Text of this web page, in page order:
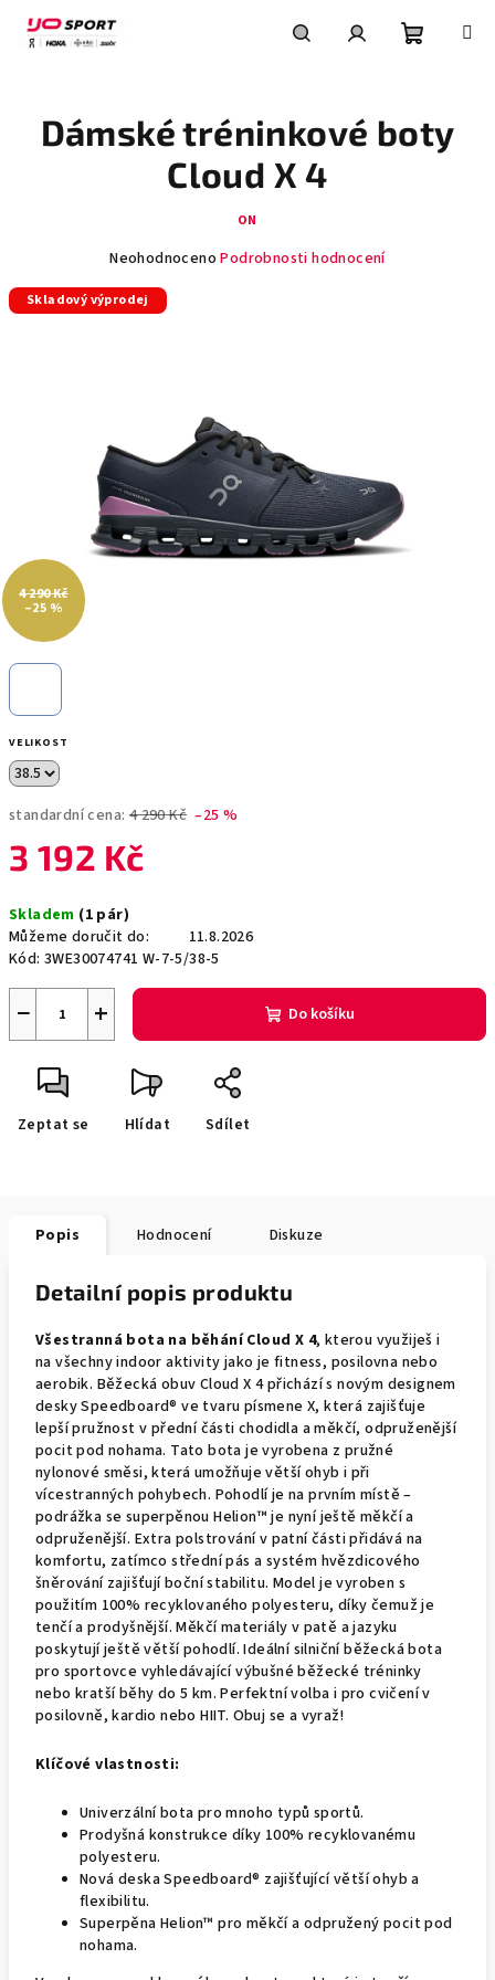
obsah
košík
VELIKOST
standardní cena: 4 290 Kč –25 %
3 192 Kč
cena:
Skladem (1 pár)
Můžeme doručit do:
11.8.2026
Kód: 3WE30074741 W-7-5/38-5
+
− Do košíku
Zeptat se Hlídat Sdílet
Dámské tréninkové boty
Cloud X 4
ON
Průměrné
produktu
Neohodnoceno Podrobnosti hodnocení
Skladový výprodej
4 290 Kč
–25 %
Popis Hodnocení Diskuze
Detailní popis produktu
Všestranná bota na běhání Cloud X 4, kterou využiješ i
na všechny indoor aktivity jako je fitness, posilovna nebo
aerobik. Běžecká obuv Cloud X 4 přichází s novým designem
desky Speedboard® ve tvaru písmene X, která zajišťuje
lepší pružnost v přední části chodidla a měkčí, odpruženější
pocit pod nohama. Tato bota je vyrobena z pružné
nylonové směsi, která umožňuje větší ohyb i při
vícestranných pohybech. Pohodlí je na prvním místě –
podrážka se superpěnou Helion™ je nyní ještě měkčí a
odpruženější. Extra polstrování v patní části přidává na
komfortu, zatímco střední pás a systém hvězdicového
šněrování zajišťují boční stabilitu. Model je vyroben s
použitím 100% recyklovaného polyesteru, díky čemuž je
tenčí a prodyšnější. Měkčí materiály v patě a jazyku
poskytují ještě větší pohodlí. Ideální silniční běžecká bota
pro sportovce vyhledávající výbušné běžecké tréninky
nebo kratší běhy do 5 km. Perfektní volba i pro cvičení v
posilovně, kardio nebo HIIT. Obuj se a vyraž!
Klíčové vlastnosti:
Univerzální bota pro mnoho typů sportů.
Prodyšná konstrukce díky 100% recyklovanému
polyesteru.
Nová deska Speedboard® zajišťující větší ohyb a
flexibilitu.
Superpěna Helion™ pro měkčí a odpružený pocit pod
nohama.